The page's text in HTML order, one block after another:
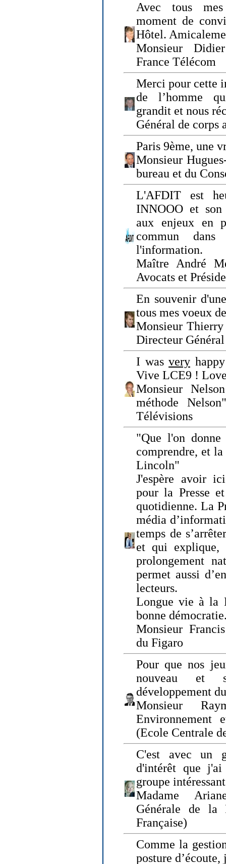
Avec tous
moment de
Hôtel.
Monsieur
France Télécom
Merci pour cette
de l’homme
grandit et nous
Général de corps
Paris 9ème, une
Monsieur
bureau et du
L'AFDIT est
INNOOO et
aux enjeux en
commun
l'information.
Maître André
Avocats et
En souvenir
tous mes voeux
Monsieur
Directeur
I was very
Vive LCE9 !
Monsieur
méthode
Télévisions
"Que l'on
comprendre, et
Lincoln"
J'espère avoir
pour la Presse
quotidienne. La
média
temps de
et qui explique,
prolongement
permet aussi
lecteurs.
Longue vie à la
bonne
Monsieur
du Figaro
Pour que nos
nouveau et
développement
Monsieur
Environnement
(Ecole Centrale
C'est avec un
d'intérêt que
groupe
Madame
Générale de la
Française)
Comme la
posture